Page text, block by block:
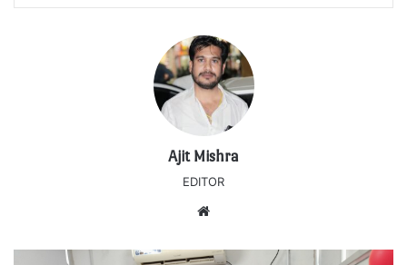
Ajit Mishra
EDITOR